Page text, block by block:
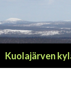
Kuolajärven